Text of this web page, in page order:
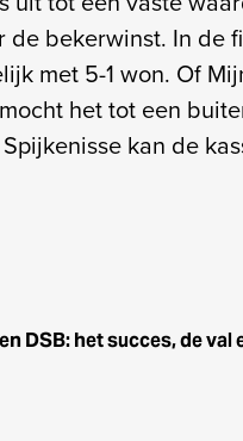
de bekerwinst. In de
met 5-1 won. Of
het tot een
kan de
DSB: het succes, de